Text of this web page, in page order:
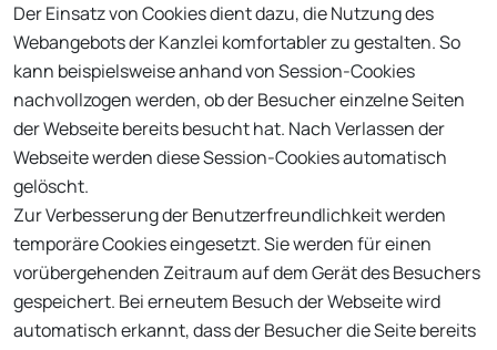
Der Einsatz von Cookies dient dazu, die Nutzung des
Webangebots der Kanzlei komfortabler zu gestalten. So
kann beispielsweise anhand von Session-Cookies
nachvollzogen werden, ob der Besucher einzelne Seiten
der Webseite bereits besucht hat. Nach Verlassen der
Webseite werden diese Session-Cookies automatisch
gelöscht.
Zur Verbesserung der Benutzerfreundlichkeit werden
temporäre Cookies eingesetzt. Sie werden für einen
vorübergehenden Zeitraum auf dem Gerät des Besuchers
gespeichert. Bei erneutem Besuch der Webseite wird
automatisch erkannt, dass der Besucher die Seite bereits